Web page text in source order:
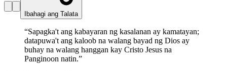
Ibahagi ang Talata
“Sapagka't ang kabayaran ng kasalanan ay kamatayan;
datapuwa't ang kaloob na walang bayad ng Dios ay
buhay na walang hanggan kay Cristo Jesus na
Panginoon natin.”